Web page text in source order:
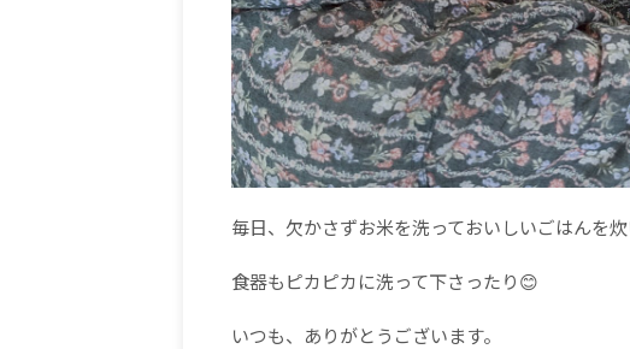
毎日、欠かさずお米を洗っておいしいごはんを炊
食器もピカピカに洗って下さったり😊
いつも、ありがとうございます。